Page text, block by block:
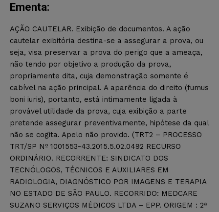
Ementa:
AÇÃO CAUTELAR. Exibição de documentos. A ação
cautelar exibitória destina-se a assegurar a prova, ou
seja, visa preservar a prova do perigo que a ameaça,
não tendo por objetivo a produção da prova,
propriamente dita, cuja demonstração somente é
cabível na ação principal. A aparência do direito (fumus
boni iuris), portanto, está intimamente ligada à
provável utilidade da prova, cuja exibição a parte
pretende assegurar preventivamente, hipótese da qual
não se cogita. Apelo não provido. (TRT2 – PROCESSO
TRT/SP Nº 1001553-43.2015.5.02.0492 RECURSO
ORDINÁRIO. RECORRENTE: SINDICATO DOS
TECNÓLOGOS, TÉCNICOS E AUXILIARES EM
RADIOLOGIA, DIAGNÓSTICO POR IMAGENS E TERAPIA
NO ESTADO DE SÃO PAULO. RECORRIDO: MEDCARE
SUZANO SERVIÇOS MÉDICOS LTDA – EPP. ORIGEM : 2ª